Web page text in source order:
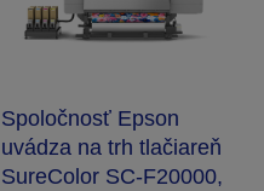
Spoločnosť Epson
uvádza na trh tlačiareň
SureColor SC-F20000,